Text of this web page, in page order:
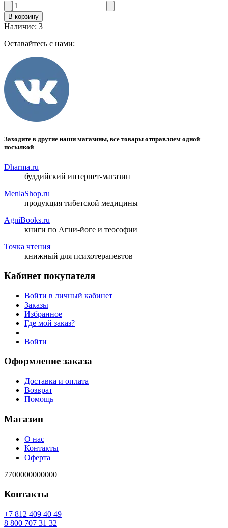
В корзину
Наличие: 3
Оставайтесь с нами:
Заходите в другие наши магазины, все товары отправляем одной
посылкой
Dharma.ru
буддийский интернет-магазин
MenlaShop.ru
продукция тибетской медицины
AgniBooks.ru
книги по Агни-йоге и теософии
Точка чтения
книжный для психотерапевтов
Кабинет покупателя
Войти в личный кабинет
Заказы
Избранное
Где мой заказ?
Войти
Оформление заказа
Доставка и оплата
Возврат
Помощь
Магазин
О нас
Контакты
Оферта
7700000000000
Контакты
94 04 904 218 7+
23 13 707 008 8